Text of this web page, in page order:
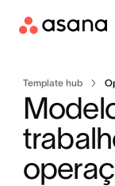
Template hub